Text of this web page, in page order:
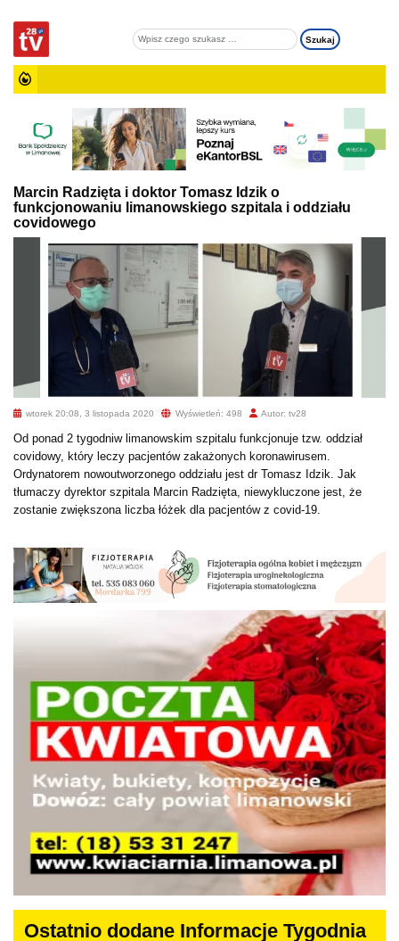
Marcin Radzięta i doktor Tomasz Idzik o
funkcjonowaniu limanowskiego szpitala i oddziału
covidowego
wtorek 20:08, 3 listopada 2020 Wyświetleń: 498 Autor: tv28
Od ponad 2 tygodniw limanowskim szpitalu funkcjonuje tzw. oddział
covidowy, który leczy pacjentów zakażonych koronawirusem.
Ordynatorem nowoutworzonego oddziału jest dr Tomasz Idzik. Jak
tłumaczy dyrektor szpitala Marcin Radzięta, niewykluczone jest, że
zostanie zwiększona liczba łóżek dla pacjentów z covid-19.
Ostatnio dodane Informacje Tygodnia